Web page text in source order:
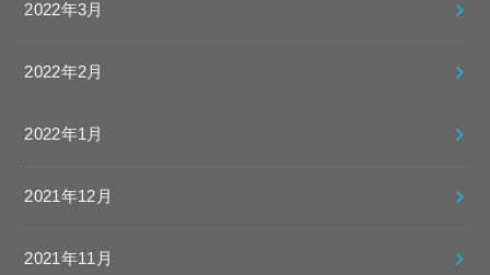
2022年3月
2022年2月
2022年1月
2021年12月
2021年11月